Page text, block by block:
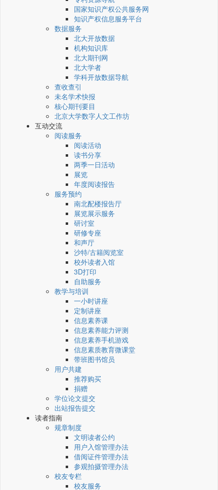
国家知识产权公共服务网
知识产权信息服务平台
数据服务
北大开放数据
机构知识库
北大期刊网
北大学者
学科开放数据导航
查收查引
未名学术快报
核心期刊要目
北京大学数字人文工作坊
互动交流
阅读服务
阅读活动
读书分享
两季一日活动
展览
年度阅读报告
服务预约
南北配楼报告厅
展览展示服务
研讨室
研修专座
和声厅
沙特/古籍阅览室
校外读者入馆
3D打印
自助服务
教学与培训
一小时讲座
定制讲座
信息素养课
信息素养能力评测
信息素养手机游戏
信息素质教育微课堂
带班图书馆员
用户共建
推荐购买
捐赠
学位论文提交
出站报告提交
读者指南
规章制度
文明读者公约
用户入馆管理办法
借阅证件管理办法
参观拍摄管理办法
校友专栏
校友服务